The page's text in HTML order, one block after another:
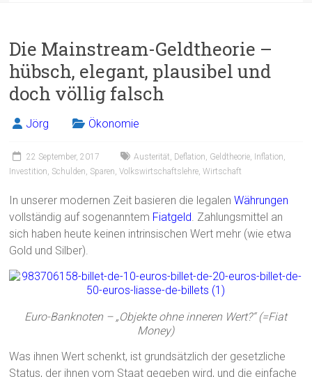
Die Mainstream-Geldtheorie –
hübsch, elegant, plausibel und
doch völlig falsch
Jörg Ökonomie
22 September, 2017 Austerität, Deflation, Geldtheorie, Inflation,
Investition, Schulden, Sparen,Volkswirtschaftslehre,Wirtschaft
In unserer modernen Zeit basieren die legalenWährungen
vollständig auf sogenanntem Fiatgeld. Zahlungsmittel an
sich haben heute keinen intrinsischen Wert mehr (wie etwa
Gold und Silber).
Euro-Banknoten – „Objekte ohne inneren Wert?“ (=Fiat
Money)
Was ihnen Wert schenkt, ist grundsätzlich der gesetzliche
Status, der ihnen vom Staat gegeben wird, und die einfache